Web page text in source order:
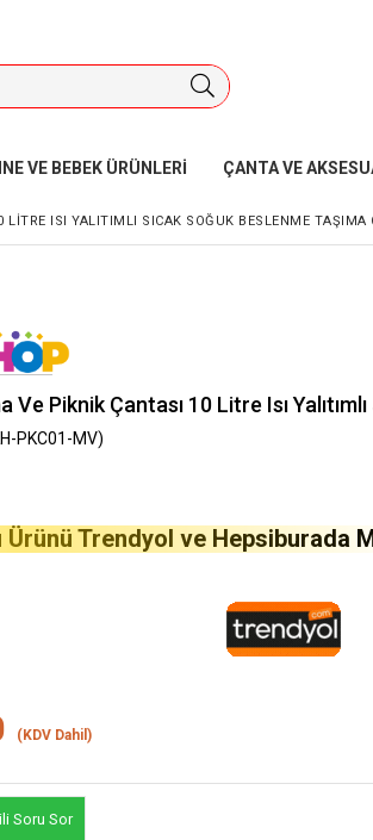
VE BEBEK ÜRÜNLERİ ÇANTA VE
ISI YALITIMLI SICAK SOĞUK BESLENME TAŞIMA
Ve Piknik Çantası 10 Litre Isı
PKC01-MV)
Ürünü Trendyol ve Hepsiburada
(KDV Dahil)
Soru Sor